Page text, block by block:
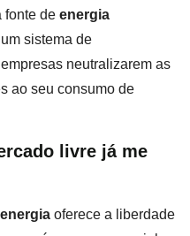
fonte de energia
sistema de
neutralizarem as
ao seu consumo de
livre já me
oferece a liberdade